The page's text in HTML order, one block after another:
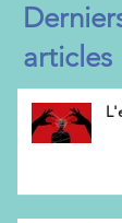
articles